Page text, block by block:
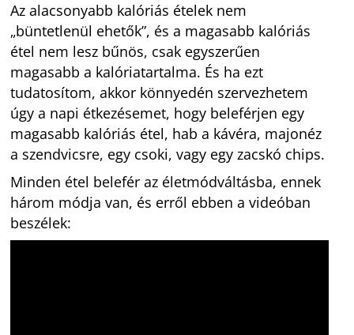
Az alacsonyabb kalóriás ételek nem
„büntetlenül ehetők”, és a magasabb kalóriás
étel nem lesz bűnös, csak egyszerűen
magasabb a kalóriatartalma. És ha ezt
tudatosítom, akkor könnyedén szervezhetem
úgy a napi étkezésemet, hogy beleférjen egy
magasabb kalóriás étel, hab a kávéra, majonéz
a szendvicsre, egy csoki, vagy egy zacskó chips.
Minden étel belefér az életmódváltásba, ennek
három módja van, és erről ebben a videóban
beszélek: